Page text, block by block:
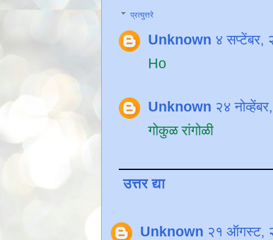
प्रत्युत्तरे
Unknown ४ सप्टेंबर,
Ho
Unknown २४
गोकुळ रांगोळी
उत्तर द्या
Unknown २१ ऑगस्ट,